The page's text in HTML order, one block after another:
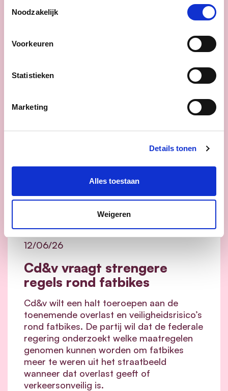
Noodzakelijk
Voorkeuren
Statistieken
Marketing
Details tonen
Alles toestaan
Weigeren
ook betere ondersteuning in daden.
lees meer
Cd&v vraagt strengere
regels rond fatbikes
12/06/26
Cd&v wilt een halt toeroepen aan de
toenemende overlast en veiligheidsrisico’s
rond fatbikes. De partij wil dat de federale
regering onderzoekt welke maatregelen
genomen kunnen worden om fatbikes
meer te weren uit het straatbeeld
wanneer dat overlast geeft of
verkeersonveilig is.